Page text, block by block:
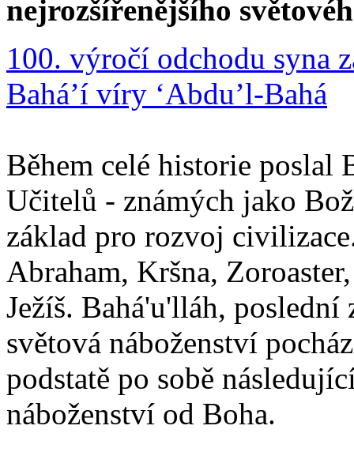
nejrozšířenějšího
100. výročí odchodu syna
Bahá’í víry ‘Abdu’l-Bahá
Během celé historie poslal
Učitelů - známých jako
základ pro rozvoj
Abraham, Kršna,
Ježíš. Bahá'u'lláh,
světová náboženství
podstatě po sobě
náboženství od Boha.